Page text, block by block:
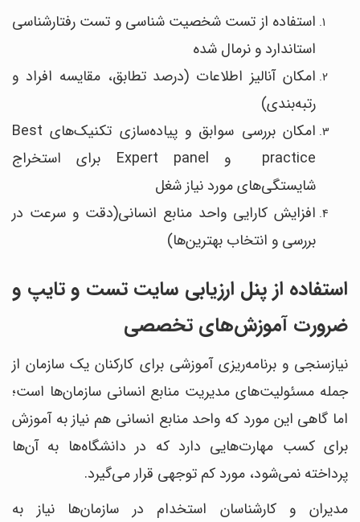
استفاده از تست شخصیت شناسی و تست رفتارشناسی
استاندارد و نرمال شده
امکان آنالیز اطلاعات (درصد تطابق، مقایسه افراد و
رتبه‌بندی)
امکان بررسی سوابق و پیاده‌سازی تکنیک‌های Best
practice و Expert panel برای استخراج
شایستگی‌های مورد نیاز شغل
افزایش کارایی واحد منابع انسانی(دقت و سرعت در
بررسی و انتخاب بهترین‌ها)
استفاده از پنل ارزیابی سایت تست و تایپ و
ضرورت آموزش‌های تخصصی
نیازسنجی و برنامه‌ریزی آموزشی برای کارکنان یک سازمان از
جمله مسئولیت‌های مدیریت منابع انسانی سازمان‌ها است؛
اما گاهی این مورد که واحد منابع انسانی هم نیاز به آموزش
برای کسب مهارت‌هایی دارد که در دانشگاه‌ها به آن‌ها
پرداخته نمی‌شود، مورد کم توجهی قرار می‌گیرد.
مدیران و کارشناسان استخدام در سازمان‌ها نیاز به